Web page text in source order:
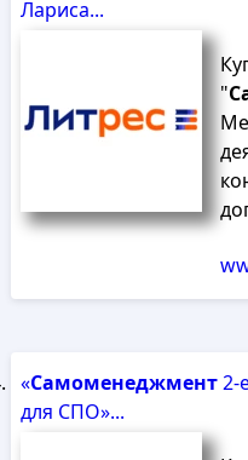
Лариса...
"
«Самоменеджмент2-
для СПО»...